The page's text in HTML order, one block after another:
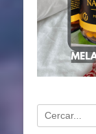
Buscar: